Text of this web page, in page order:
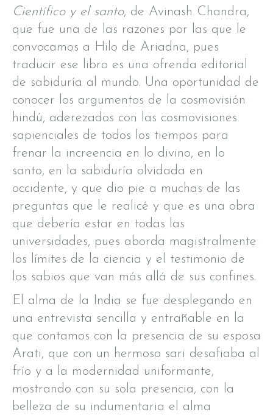
Científico y el santo, de Avinash Chandra,
que fue una de las razones por las que le
convocamos a Hilo de Ariadna, pues
traducir ese libro es una ofrenda editorial
de sabiduría al mundo. Una oportunidad de
conocer los argumentos de la cosmovisión
hindú, aderezados con las cosmovisiones
sapienciales de todos los tiempos para
frenar la increencia en lo divino, en lo
santo, en la sabiduría olvidada en
occidente, y que dio pie a muchas de las
preguntas que le realicé y que es una obra
que debería estar en todas las
universidades, pues aborda magistralmente
los límites de la ciencia y el testimonio de
los sabios que van más allá de sus confines.
El alma de la India se fue desplegando en
una entrevista sencilla y entrañable en la
que contamos con la presencia de su esposa
Arati, que con un hermoso sari desafiaba al
frío y a la modernidad uniformante,
mostrando con su sola presencia, con la
belleza de su indumentaria el alma